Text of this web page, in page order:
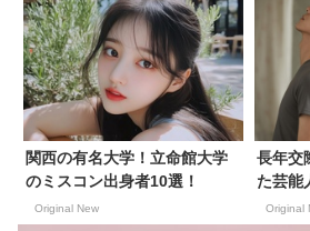
関西の有名大学！立命館大学
のミスコン出身者10選！
Original New
長年交
た芸能
Original